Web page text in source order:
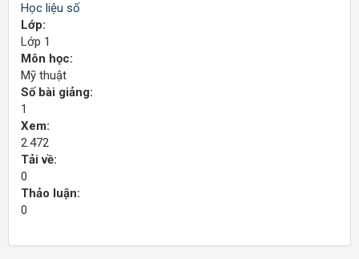
Học liệu số
Lớp:
Lớp 1
Môn học:
Mỹ thuật
Số bài giảng:
1
Xem:
2.472
Tải về:
0
Thảo luận:
0